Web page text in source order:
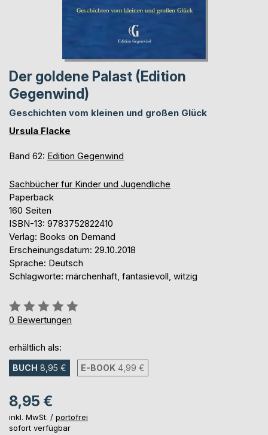
Der goldene Palast (Edition
Gegenwind)
Geschichten vom kleinen und großen Glück
Ursula Flacke
Band 62: Edition Gegenwind
Sachbücher für Kinder und Jugendliche
Paperback
160 Seiten
ISBN-13: 9783752822410
Verlag: Books on Demand
Erscheinungsdatum: 29.10.2018
Sprache: Deutsch
Schlagworte: märchenhaft, fantasievoll, witzig
Bewertung::
0%
0 Bewertungen
erhältlich als:
BUCH 8,95 € E-BOOK 4,99 €
8,95 €
inkl. MwSt. / portofrei
sofort verfügbar